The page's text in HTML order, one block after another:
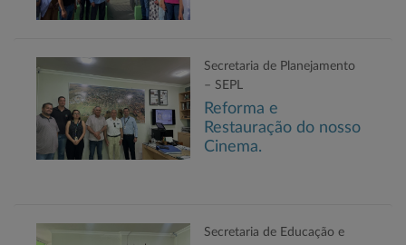
Secretaria de Planejamento
– SEPL
Reforma e
Restauração do nosso
Cinema.
Secretaria de Educação e